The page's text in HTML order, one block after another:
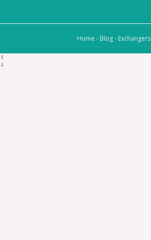
Home - Blog- Exchangers
⇧
⇩